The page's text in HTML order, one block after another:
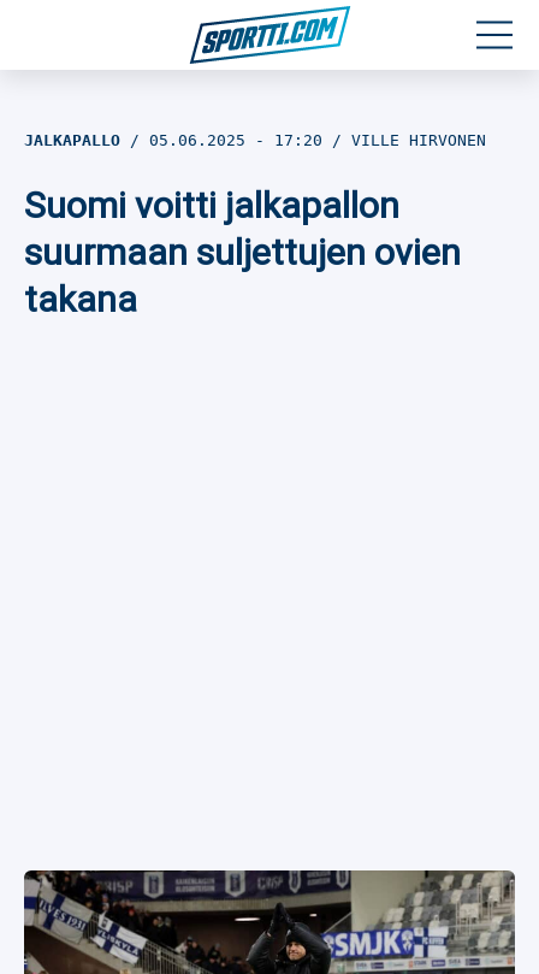
Jalkapallo
Yleisurheilu
JALKAPALLO 05.06.2025 - 17:20 VILLE HIRVONEN
Suomi voitti jalkapallon
suurmaan suljettujen ovien
takana